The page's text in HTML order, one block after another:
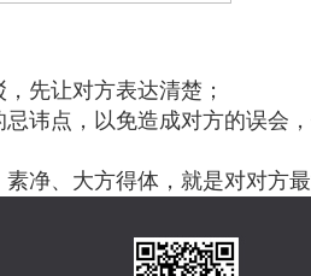
先让对方表达清楚；
讳点，以免造成对方的误会
净、大方得体，就是对对方